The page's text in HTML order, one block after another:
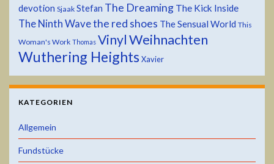
devotion Sjaak Stefan The Dreaming The Kick Inside
The Ninth Wavethe red shoes The Sensual World This
Woman's Work Thomas VinylWeihnachten
Wuthering Heights Xavier
KATEGORIEN
Allgemein
Fundstücke